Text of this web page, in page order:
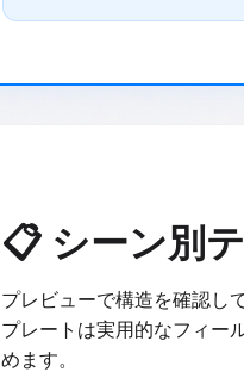
📋 シーン別
プレビューで構造を確認し
プレートは実用的なフィー
めます。